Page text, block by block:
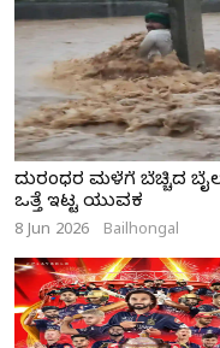
ದುರಂಧರ ಮಳೆಗೆ ಬೆಚ್ಚಿದ
ಒತ್ತೆ ಇಟ್ಟ ಯುವಕ
8 Jun 2026 Bailhongal